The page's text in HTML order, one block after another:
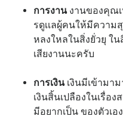
การงาน งานของคุณ
รดูเเลผู้คนให้มีควา
หลงใหลในสิ่งยั่วยุ ใน
เสียงานนะครับ
การเงิน เงินมีเข้ามา
เงินสิ้นเปลืองในเรื่อ
มีอยากเป็น ของตัวเอ